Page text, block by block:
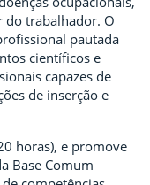
do trabalhador. O
pautada
científicos e
capazes de
de inserção e
horas), e promove
Base Comum